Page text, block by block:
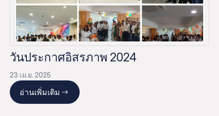
วันประกาศอิสรภาพ 2024
23 เม.ย. 2025
อ่านเพิ่มเติม